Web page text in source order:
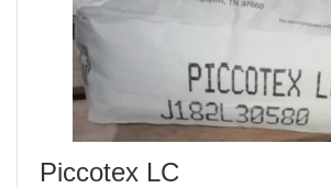
Piccotex LC